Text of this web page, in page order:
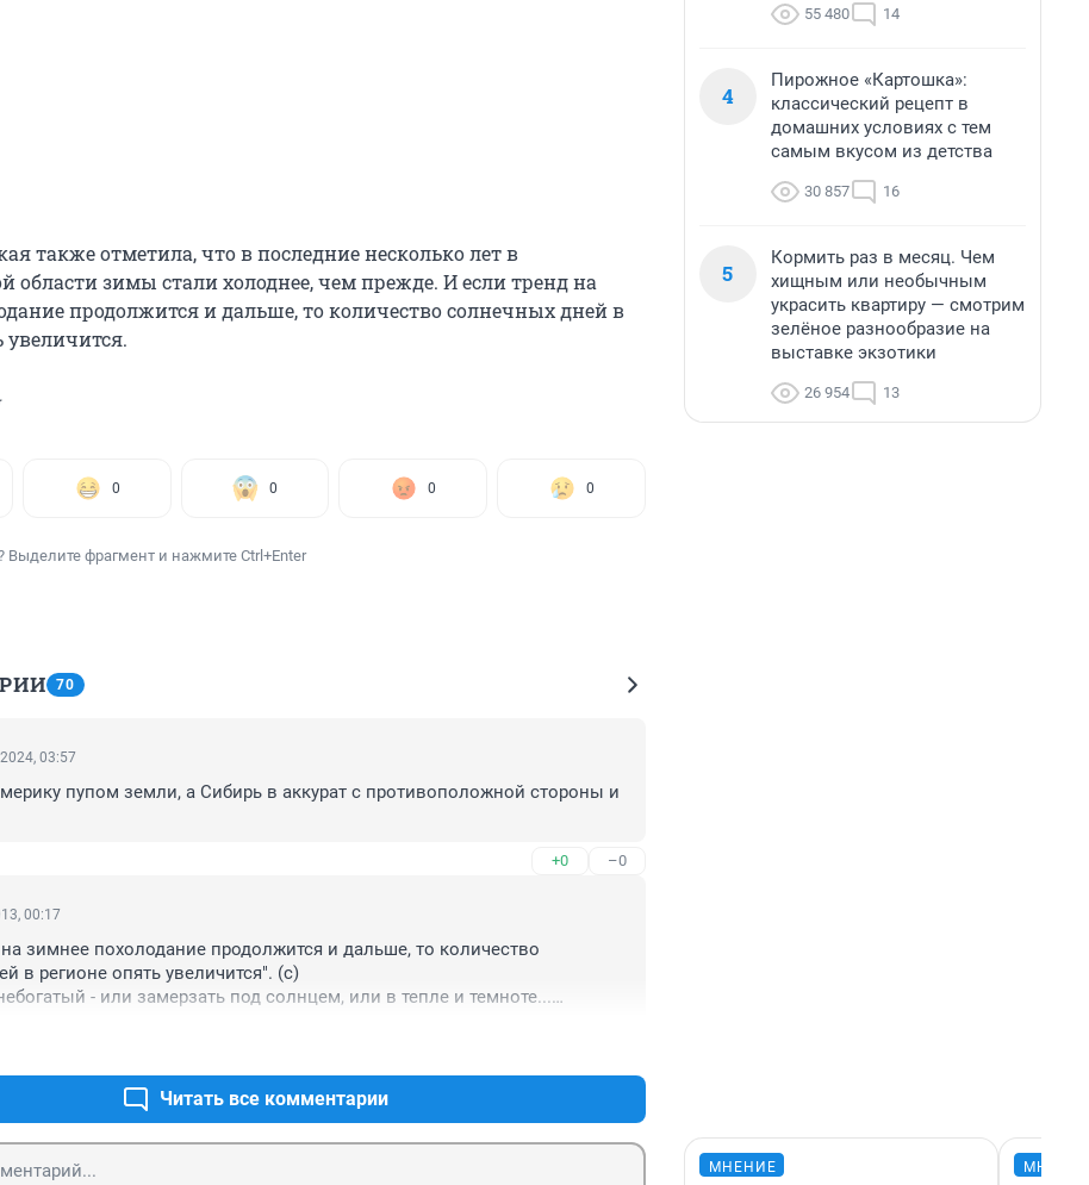
также отметила, что в последние несколько лет в
области зимы стали холоднее, чем прежде. И если тренд на
продолжится и дальше, то количество солнечных дней в
увеличится.
0 0 0 0
Выделите фрагмент и нажмите Ctrl+Enter
70
03:57
пупом земли, а Сибирь в аккурат с противоположной стороны и
+0 –0
00:17
зимнее похолодание продолжится и дальше, то количество
в регионе опять увеличится". (с)
- или замерзать под солнцем, или в тепле и темноте...
Читать все комментарии
55 480 14
4
Пирожное «Картошка»:
классический рецепт в
домашних условиях с тем
самым вкусом из детства
30 857 16
5
Кормить раз в месяц. Чем
хищным или необычным
украсить квартиру — смотрим
зелёное разнообразие на
выставке экзотики
26 954 13
МНЕНИЕ